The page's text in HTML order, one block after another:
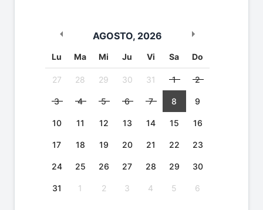
AGOSTO, 2026
Lu Ma Mi Ju Vi Sa Do
27 28 29 30 31 1 2
3 4 5 6 7 8 9
10 11 12 13 14 15 16
17 18 19 20 21 22 23
24 25 26 27 28 29 30
31 1 2 3 4 5 6